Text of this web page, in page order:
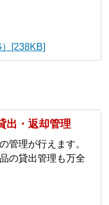
[238KB]
出・返却管理
管理が行えます。
の貸出管理も万全